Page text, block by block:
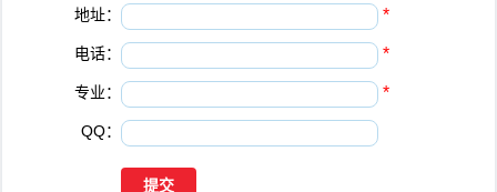
地址： *
电话： *
专业： *
QQ：